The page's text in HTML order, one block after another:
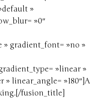
»
»0″
» gradient_font= »no »
»linear »
linear_angle= »180″]A
fusion_title]